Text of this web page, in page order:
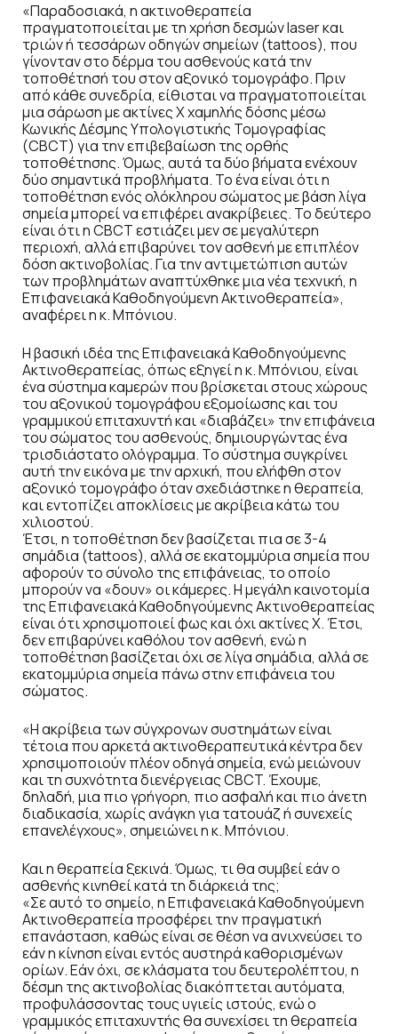
«Παραδοσιακά, η ακτινοθεραπεία
πραγματοποιείται με τη χρήση δεσμών laser και
τριών ή τεσσάρων οδηγών σημείων (tattoos), που
γίνονταν στο δέρμα του ασθενούς κατά την
τοποθέτησή του στον αξονικό τομογράφο. Πριν
από κάθε συνεδρία, είθισται να πραγματοποιείται
μια σάρωση με ακτίνες Χ χαμηλής δόσης μέσω
Κωνικής Δέσμης Υπολογιστικής Τομογραφίας
(CBCT) για την επιβεβαίωση της ορθής
τοποθέτησης. Όμως, αυτά τα δύο βήματα ενέχουν
δύο σημαντικά προβλήματα. Το ένα είναι ότι η
τοποθέτηση ενός ολόκληρου σώματος με βάση λίγα
σημεία μπορεί να επιφέρει ανακρίβειες. Το δεύτερο
είναι ότι η CBCT εστιάζει μεν σε μεγαλύτερη
περιοχή, αλλά επιβαρύνει τον ασθενή με επιπλέον
δόση ακτινοβολίας. Για την αντιμετώπιση αυτών
των προβλημάτων αναπτύχθηκε μια νέα τεχνική, η
Επιφανειακά Καθοδηγούμενη Ακτινοθεραπεία»,
αναφέρει η κ. Μπόνιου.
Η βασική ιδέα της Επιφανειακά Καθοδηγούμενης
Ακτινοθεραπείας, όπως εξηγεί η κ. Μπόνιου, είναι
ένα σύστημα καμερών που βρίσκεται στους χώρους
του αξονικού τομογράφου εξομοίωσης και του
γραμμικού επιταχυντή και «διαβάζει» την επιφάνεια
του σώματος του ασθενούς, δημιουργώντας ένα
τρισδιάστατο ολόγραμμα. Το σύστημα συγκρίνει
αυτή την εικόνα με την αρχική, που ελήφθη στον
αξονικό τομογράφο όταν σχεδιάστηκε η θεραπεία,
και εντοπίζει αποκλίσεις με ακρίβεια κάτω του
χιλιοστού.
Έτσι, η τοποθέτηση δεν βασίζεται πια σε 3-4
σημάδια (tattoos), αλλά σε εκατομμύρια σημεία που
αφορούν το σύνολο της επιφάνειας, το οποίο
μπορούν να «δουν» οι κάμερες. Η μεγάλη καινοτομία
της Επιφανειακά Καθοδηγούμενης Ακτινοθεραπείας
είναι ότι χρησιμοποιεί φως και όχι ακτίνες Χ. Έτσι,
δεν επιβαρύνει καθόλου τον ασθενή, ενώ η
τοποθέτηση βασίζεται όχι σε λίγα σημάδια, αλλά σε
εκατομμύρια σημεία πάνω στην επιφάνεια του
σώματος.
«Η ακρίβεια των σύγχρονων συστημάτων είναι
τέτοια που αρκετά ακτινοθεραπευτικά κέντρα δεν
χρησιμοποιούν πλέον οδηγά σημεία, ενώ μειώνουν
και τη συχνότητα διενέργειας CBCT. Έχουμε,
δηλαδή, μια πιο γρήγορη, πιο ασφαλή και πιο άνετη
διαδικασία, χωρίς ανάγκη για τατουάζ ή συνεχείς
επανελέγχους», σημειώνει η κ. Μπόνιου.
Και η θεραπεία ξεκινά. Όμως, τι θα συμβεί εάν ο
ασθενής κινηθεί κατά τη διάρκειά της;
«Σε αυτό το σημείο, η Επιφανειακά Καθοδηγούμενη
Ακτινοθεραπεία προσφέρει την πραγματική
επανάσταση, καθώς είναι σε θέση να ανιχνεύσει το
εάν η κίνηση είναι εντός αυστηρά καθορισμένων
ορίων. Εάν όχι, σε κλάσματα του δευτερολέπτου, η
δέσμη της ακτινοβολίας διακόπτεται αυτόματα,
προφυλάσσοντας τους υγιείς ιστούς, ενώ ο
γραμμικός επιταχυντής θα συνεχίσει τη θεραπεία